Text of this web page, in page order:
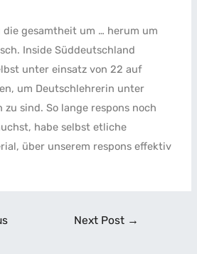
die gesamtheit um … herum um
Inside Süddeutschland
unter einsatz von 22 auf
um Deutschlehrerin unter
sind. So lange respons noch
habe selbst etliche
über unserem respons effektiv
Next Post →